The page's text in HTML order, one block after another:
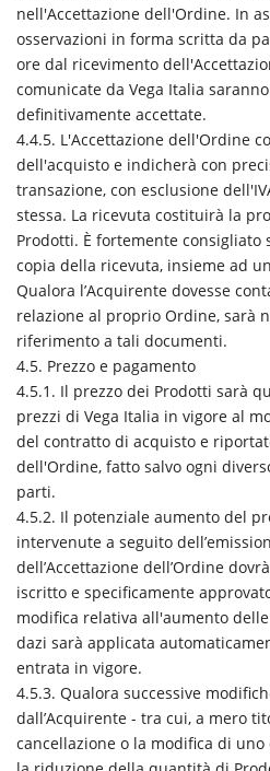
nell'Accettazione dell'Ordine. In
osservazioni in forma scritta da
ore dal ricevimento
comunicate da Vega Italia
definitivamente accettate.
4.4.5. L'Accettazione dell'Ordine
dell'acquisto e indicherà con
transazione, con esclusione
stessa. La ricevuta costituirà la
Prodotti. È fortemente consigliato
copia della ricevuta, insieme ad
Qualora l’Acquirente dovesse
relazione al proprio Ordine, sarà
riferimento a tali documenti.
4.5. Prezzo e pagamento
4.5.1. Il prezzo dei Prodotti sarà
prezzi di Vega Italia in vigore al
del contratto di acquisto e
dell'Ordine, fatto salvo ogni
parti.
4.5.2. Il potenziale aumento del
intervenute a seguito
dell’Accettazione dell’Ordine
iscritto e specificamente
modifica relativa all'aumento
dazi sarà applicata
entrata in vigore.
4.5.3. Qualora successive
dall’Acquirente - tra cui, a mero
cancellazione o la modifica di